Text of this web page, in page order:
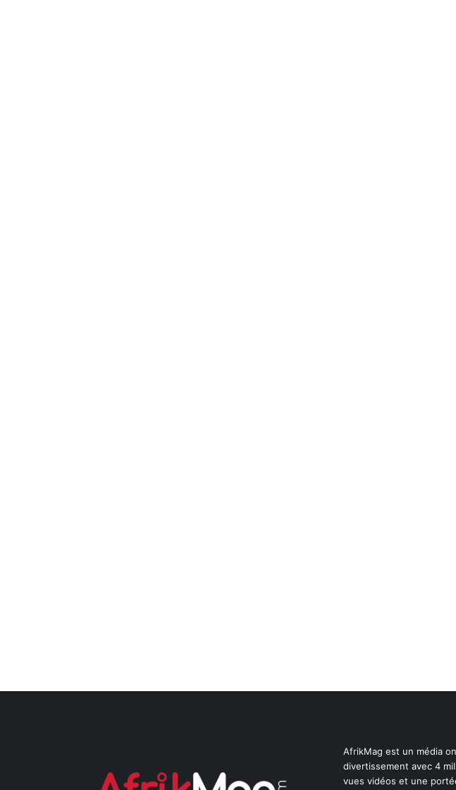
AfrikMag est un média
divertissement avec 4
vues vidéos et une